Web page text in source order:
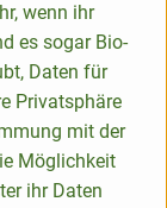
wenn ihr
es sogar Bio-
Daten für
Privatsphäre
mit der
Möglichkeit
ihr Daten